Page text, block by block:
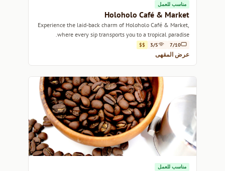
مناسب للعمل
Holoholo Café & Market
Experience the laid-back charm of Holoholo Café & Market,
where every sip transports you to a tropical paradise.
7/10
3/5
$$
عرض المقهى
مناسب للعمل